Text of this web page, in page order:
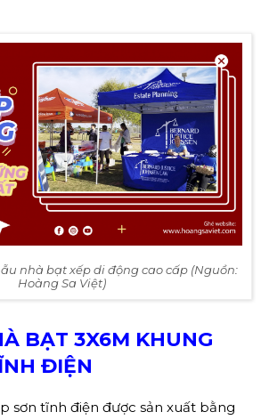
nhà bạt xếp di động cao cấp (Nguồn:
Hoàng Sa Việt)
BẠT 3X6M KHUNG
ĐIỆN
sơn tĩnh điện được sản xuất bằng